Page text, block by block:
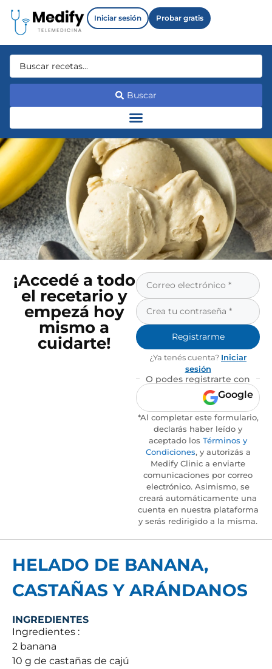
Iniciar sesión Probar gratis
Buscar
¡Accedé a todo
el recetario y
empezá hoy
mismo a
cuidarte!
Registrarme
¿Ya tenés cuenta? Iniciar
sesión
O podes registrarte con
Google
*Al completar este formulario,
declarás haber leído y
aceptado los Términos y
Condiciones, y autorizás a
Medify Clinic a enviarte
comunicaciones por correo
electrónico. Asimismo, se
creará automáticamente una
cuenta en nuestra plataforma
y serás redirigido a la misma.
HELADO DE BANANA,
CASTAÑAS Y ARÁNDANOS
INGREDIENTES
Ingredientes :
2 banana
10 g de castañas de cajú